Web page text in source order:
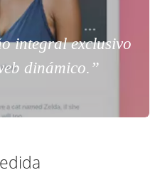
integral exclusivo
dinámico.”